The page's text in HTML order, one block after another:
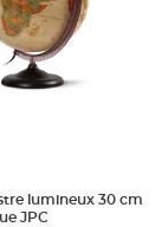
lumineux 30 cm
JPC